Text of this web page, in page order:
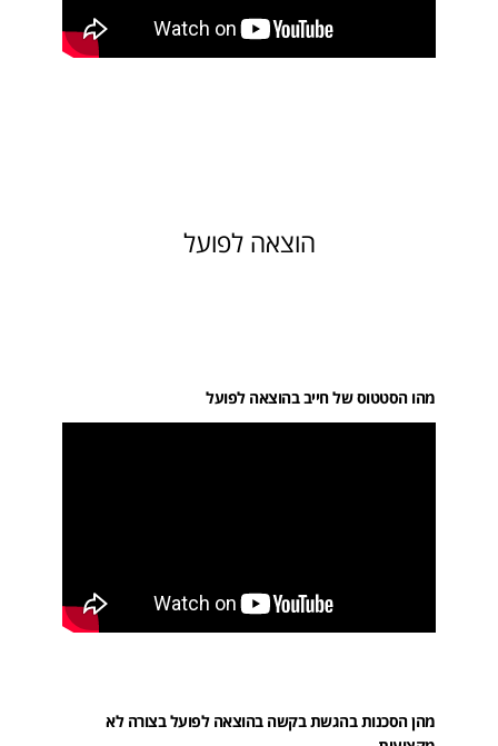
הוצאה לפועל
מהו הסטטוס של חייב בהוצאה לפועל
מהן הסכנות בהגשת בקשה בהוצאה לפועל בצורה לא